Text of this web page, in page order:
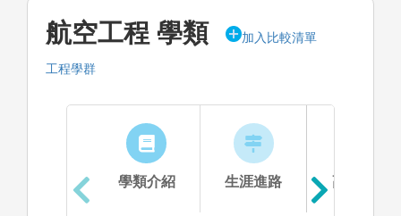
航空工程 學類 加入比較清單
工程學群
學類介紹 生涯進路 高中準備